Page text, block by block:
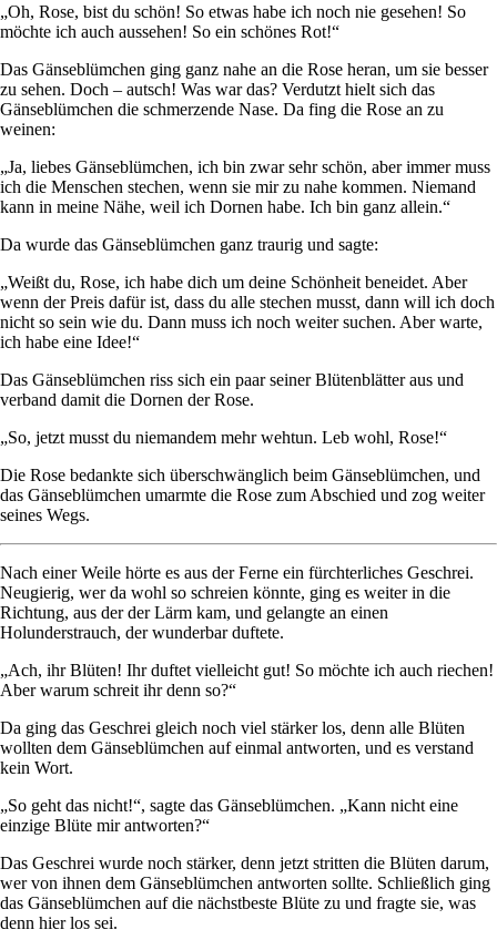
„Oh, Rose, bist du schön! So etwas habe ich noch nie gesehen! So
möchte ich auch aussehen! So ein schönes Rot!“
Das Gänseblümchen ging ganz nahe an die Rose heran, um sie besser
zu sehen. Doch – autsch! Was war das? Verdutzt hielt sich das
Gänseblümchen die schmerzende Nase. Da fing die Rose an zu
weinen:
„Ja, liebes Gänseblümchen, ich bin zwar sehr schön, aber immer muss
ich die Menschen stechen, wenn sie mir zu nahe kommen. Niemand
kann in meine Nähe, weil ich Dornen habe. Ich bin ganz allein.“
Da wurde das Gänseblümchen ganz traurig und sagte:
„Weißt du, Rose, ich habe dich um deine Schönheit beneidet. Aber
wenn der Preis dafür ist, dass du alle stechen musst, dann will ich doch
nicht so sein wie du. Dann muss ich noch weiter suchen. Aber warte,
ich habe eine Idee!“
Das Gänseblümchen riss sich ein paar seiner Blütenblätter aus und
verband damit die Dornen der Rose.
„So, jetzt musst du niemandem mehr wehtun. Leb wohl, Rose!“
Die Rose bedankte sich überschwänglich beim Gänseblümchen, und
das Gänseblümchen umarmte die Rose zum Abschied und zog weiter
seines Wegs.
Nach einer Weile hörte es aus der Ferne ein fürchterliches Geschrei.
Neugierig, wer da wohl so schreien könnte, ging es weiter in die
Richtung, aus der der Lärm kam, und gelangte an einen
Holunderstrauch, der wunderbar duftete.
„Ach, ihr Blüten! Ihr duftet vielleicht gut! So möchte ich auch riechen!
Aber warum schreit ihr denn so?“
Da ging das Geschrei gleich noch viel stärker los, denn alle Blüten
wollten dem Gänseblümchen auf einmal antworten, und es verstand
kein Wort.
„So geht das nicht!“, sagte das Gänseblümchen. „Kann nicht eine
einzige Blüte mir antworten?“
Das Geschrei wurde noch stärker, denn jetzt stritten die Blüten darum,
wer von ihnen dem Gänseblümchen antworten sollte. Schließlich ging
das Gänseblümchen auf die nächstbeste Blüte zu und fragte sie, was
denn hier los sei.